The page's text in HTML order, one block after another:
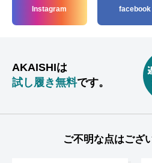
Instagram facebook
AKAISHIは
試し履き無料です。
ご不明な点はござ